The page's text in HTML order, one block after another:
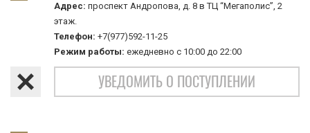
Адрес: проспект Андропова, д. 8 в ТЦ “Мегаполис”, 2
этаж.
Телефон: +7(977)592-11-25
Режим работы: ежедневно с 10:00 до 22:00
УВЕДОМИТЬ О ПОСТУПЛЕНИИ